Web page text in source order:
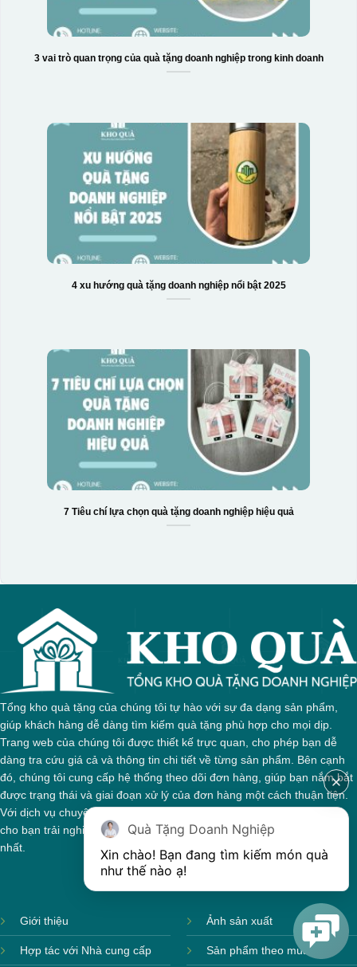
3 vai trò quan trọng của quà tặng doanh nghiệp trong kinh doanh
4 xu hướng quà tặng doanh nghiệp nổi bật 2025
7 Tiêu chí lựa chọn quà tặng doanh nghiệp hiệu quả
Tổng kho quà tặng của chúng tôi tự hào với sự đa dạng sản phẩm,
giúp khách hàng dễ dàng tìm kiếm quà tặng phù hợp cho mọi dịp.
Trang web của chúng tôi được thiết kế trực quan, cho phép bạn dễ
dàng tra cứu giá cả và thông tin chi tiết về từng sản phẩm. Bên cạnh
đó, chúng tôi cung cấp hệ thống theo dõi đơn hàng, giúp bạn nắm bắt
được trạng thái và giai đoạn xử lý của đơn hàng một cách thuận tiện.
Với dịch vụ chuyên nghiệp và tận tâm, chúng tôi cam kết mang đến
cho bạn trải nghiệm mua sắm tuyệt vời và những món quà ý nghĩa
nhất.
Giới thiệu
Hợp tác với Nhà cung cấp
Ảnh sản xuất
Sản phẩm theo mùa
Quà Tặng Doanh Nghiệp
Xin chào! Bạn đang tìm kiếm món quà
như thế nào ạ!